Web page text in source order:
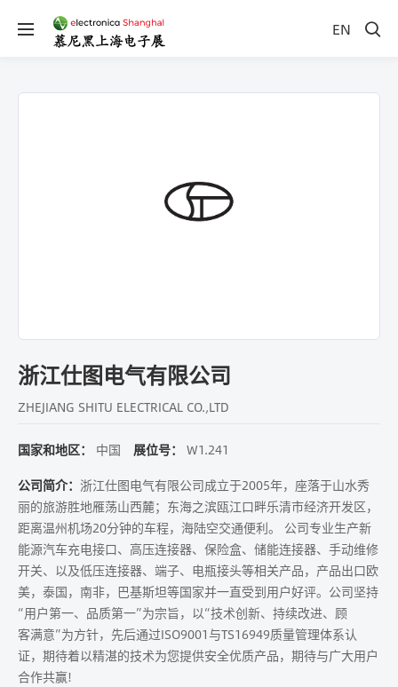
EN
浙江仕图电气有限公司
ZHEJIANG SHITU ELECTRICAL CO.,LTD
国家和地区： 中国 展位号： W1.241
公司简介： 浙江仕图电气有限公司成立于2005年，座落于山水秀
丽的旅游胜地雁荡山西麓；东海之滨瓯江口畔乐清市经济开发区，
距离温州机场20分钟的车程，海陆空交通便利。 公司专业生产新
能源汽车充电接口、高压连接器、保险盒、储能连接器、手动维修
开关、以及低压连接器、端子、电瓶接头等相关产品，产品出口欧
美，泰国，南非，巴基斯坦等国家并一直受到用户好评。公司坚持
“用户第一、品质第一”为宗旨，以“技术创新、持续改进、顾
客满意”为方针，先后通过ISO9001与TS16949质量管理体系认
证，期待着以精湛的技术为您提供安全优质产品，期待与广大用户
合作共赢!